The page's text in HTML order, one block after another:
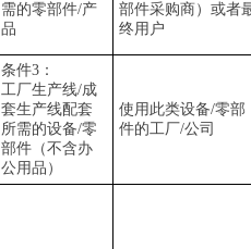
需的零部件/产
品
部件采购商）或者
终用户
条件3 ：
工厂生产线/成
套生产线配套
所需的设备/零
部件（不含办
公用品）
使用此类设备/零部
件的工厂/公司